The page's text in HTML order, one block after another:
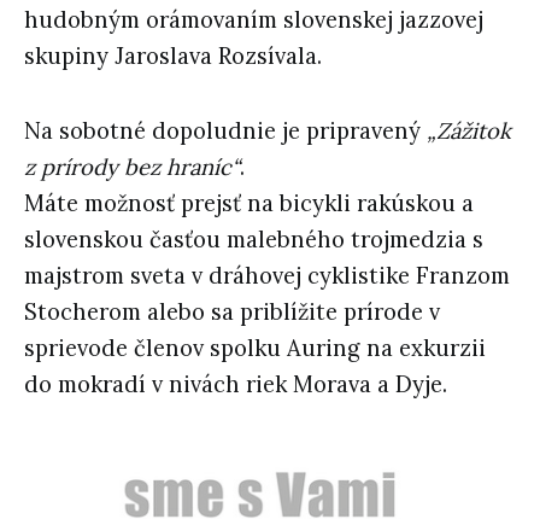
hudobným orámovaním slovenskej jazzovej
skupiny Jaroslava Rozsívala.
Na sobotné dopoludnie je pripravený „Zážitok
z prírody bez hraníc“.
Máte možnosť prejsť na bicykli rakúskou a
slovenskou časťou malebného trojmedzia s
majstrom sveta v dráhovej cyklistike Franzom
Stocherom alebo sa priblížite prírode v
sprievode členov spolku Auring na exkurzii
do mokradí v nivách riek Morava a Dyje.